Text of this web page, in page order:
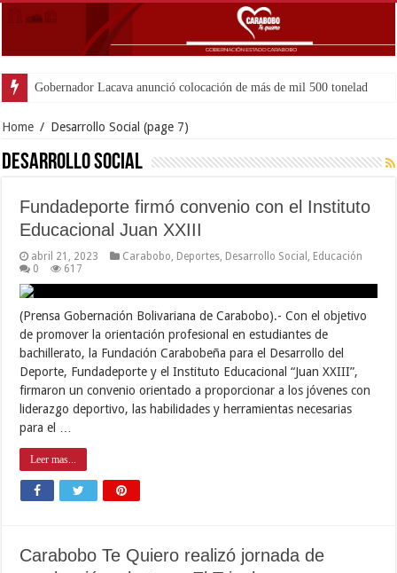
Home / Desarrollo Social (page 7)
Desarrollo Social
Fundadeporte firmó convenio con el Instituto
Educacional Juan XXIII
abril 21, 2023 Carabobo Deportes Desarrollo Social
Educación
0
617
(Prensa Gobernación Bolivariana de Carabobo).- Con el objetivo
de promover la orientación profesional en estudiantes de
bachillerato, la Fundación Carabobeña para el Desarrollo del
Deporte, Fundadeporte y el Instituto Educacional “Juan XXIII”,
firmaron un convenio orientado a proporcionar a los jóvenes con
liderazgo deportivo, las habilidades y herramientas necesarias
para el …
Leer mas...
Carabobo Te Quiero realizó jornada de